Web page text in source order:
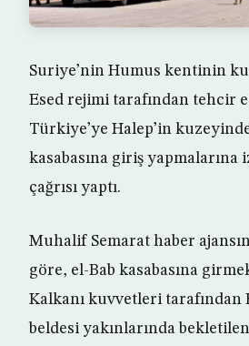
Suriye’nin Humus kentinin
Esed rejimi tarafından tehcir
Türkiye’ye Halep’in
kasabasına giriş yapmalarına
çağrısı yaptı.
Muhalif Semarat haber
göre, el-Bab kasabasına
Kalkanı kuvvetleri tarafından
beldesi yakınlarında